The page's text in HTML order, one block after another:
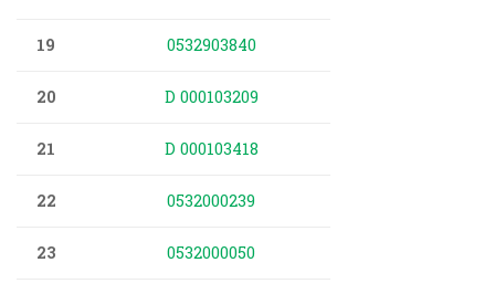
19 0532903840
20 D 000103209
21 D 000103418
22 0532000239
23 0532000050